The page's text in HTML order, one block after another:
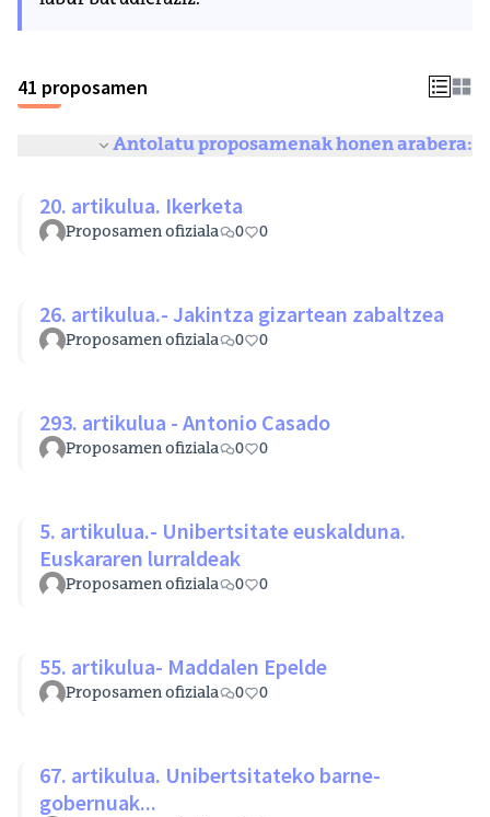
41 proposamen
Antolatu proposamenak honen arabera:
20. artikulua. Ikerketa
Proposamen ofiziala 0 0
26. artikulua.- Jakintza gizartean zabaltzea
Proposamen ofiziala 0 0
293. artikulua - Antonio Casado
Proposamen ofiziala 0 0
5. artikulua.- Unibertsitate euskalduna.
Euskararen lurraldeak
Proposamen ofiziala 0 0
55. artikulua- Maddalen Epelde
Proposamen ofiziala 0 0
67. artikulua. Unibertsitateko barne-
gobernuak...